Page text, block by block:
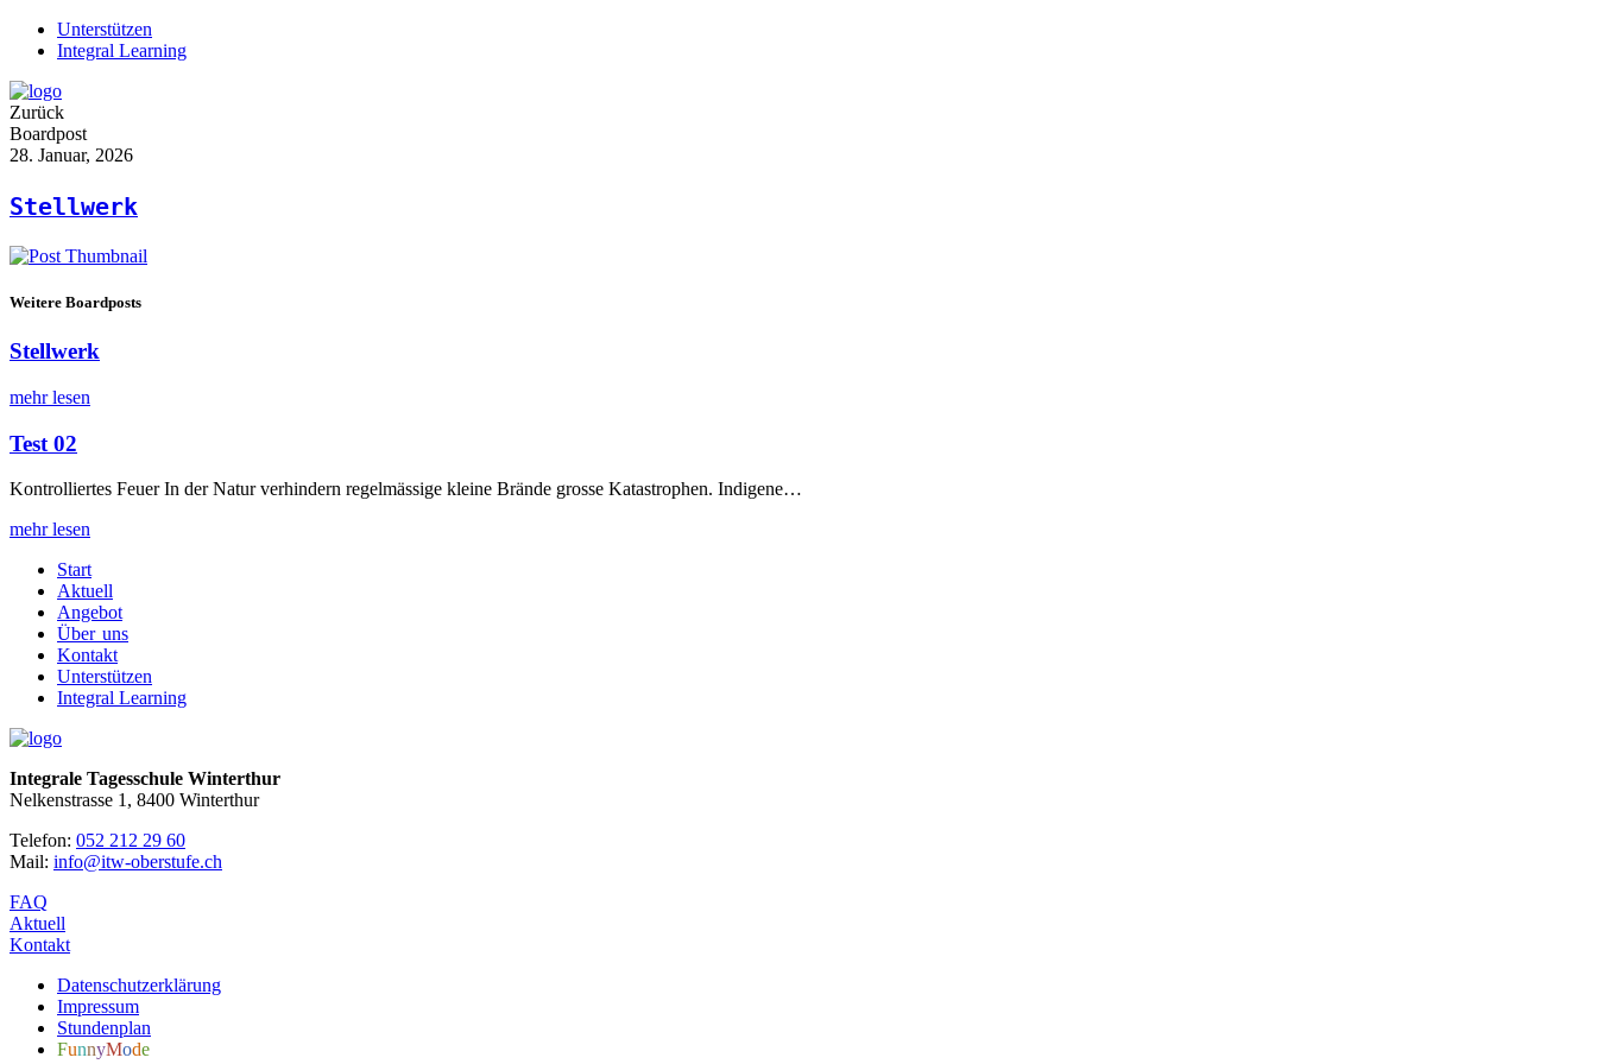
Unterstützen
Integral Learning
Zurück
Boardpost
28. Januar, 2026
Stellwerk
Weitere Boardposts
Stellwerk
mehr lesen
Test 02
Kontrolliertes Feuer In der Natur verhindern regelmässige kleine Brände grosse Katastrophen. Indigene…
mehr lesen
Start
Aktuell
Angebot
Über uns
Kontakt
Unterstützen
Integral Learning
Integrale Tagesschule Winterthur
Nelkenstrasse 1, 8400 Winterthur
Telefon: 052 212 29 60
Mail: info@itw-oberstufe.ch
FAQ
Aktuell
Kontakt
Datenschutzerklärung
Impressum
Stundenplan
FunnyMode